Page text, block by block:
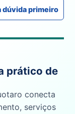
dúvida primeiro
prático de
conecta
serviços